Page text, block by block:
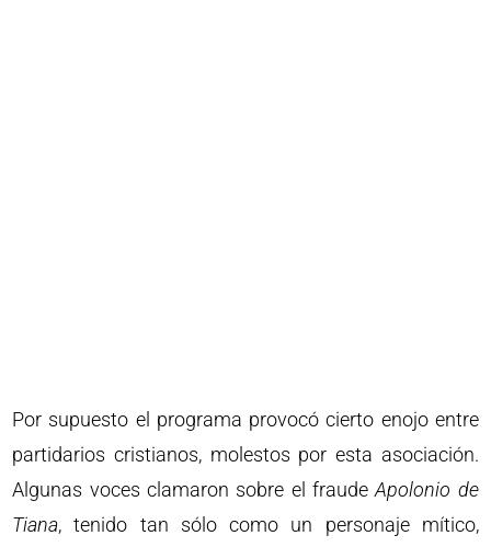
Por supuesto el programa provocó cierto enojo entre
partidarios cristianos, molestos por esta asociación.
Algunas voces clamaron sobre el fraudeApolonio de
Tiana, tenido tan sólo como un personaje mítico,